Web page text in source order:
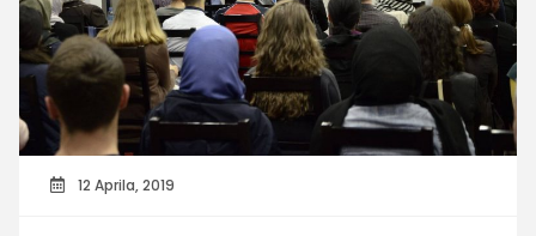
12 Aprila, 2019